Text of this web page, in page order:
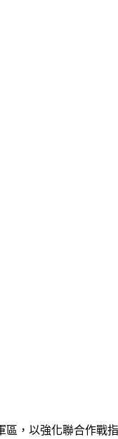
，以強化聯合作戰